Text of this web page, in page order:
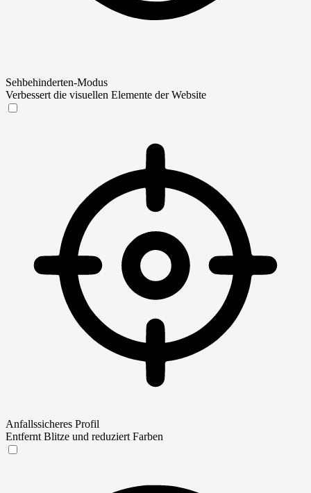
Sehbehinderten-Modus
Verbessert die visuellen Elemente der Website
Anfallssicheres Profil
Entfernt Blitze und reduziert Farben